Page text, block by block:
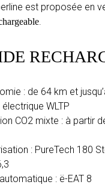
est proposée en
: de 64 km et
WLTP
CO2 mixte : à partir
: PureTech 180
: ë-EAT 8